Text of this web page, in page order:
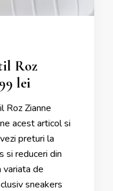
Roz
lei
Roz Zianne
acest articol si
preturi la
si reduceri din
variata de
sneakers